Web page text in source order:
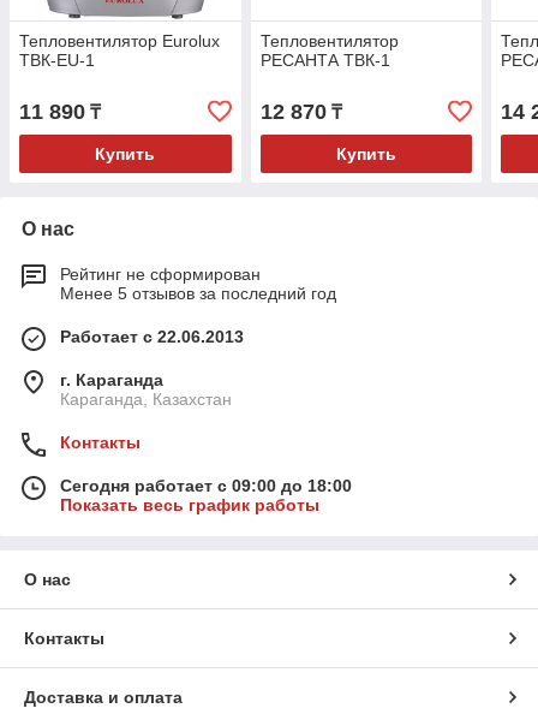
Тепловентилятор Eurolux
ТВК-EU-1
11 890 ₸
Купить
Тепловентилятор
РЕСАНТА ТВК-1
12 870₸
Купить
14
О нас
Рейтинг не сформирован
Менее 5 отзывов за последний год
Работает с 22.06.2013
г. Караганда
Караганда, Казахстан
Контакты
Сегодня работает с 09:00 до 18:00
Показать весь график работы
О нас
Контакты
Доставка и оплата